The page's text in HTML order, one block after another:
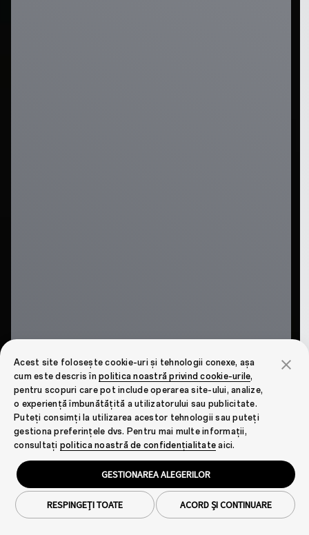
Acest site folosește cookie-uri și tehnologii conexe, așa
cum este descris în politica noastră privind cookie-urile,
pentru scopuri care pot include operarea site-ului, analize,
o experiență îmbunătățită a utilizatorului sau publicitate.
Puteți consimți la utilizarea acestor tehnologii sau puteți
gestiona preferințele dvs. Pentru mai multe informații,
consultați politica noastră de confidențialitate aici.
GESTIONAREA ALEGERILOR
ACORD ȘI CONTINUARE
RESPINGEȚI TOATE